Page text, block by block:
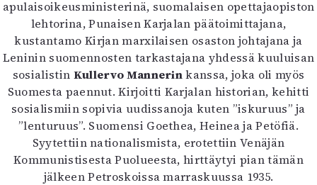
apulaisoikeusministerinä, suomalaisen opettajaopiston
lehtorina, Punaisen Karjalan päätoimittajana,
kustantamo Kirjan marxilaisen osaston johtajana ja
Leninin suomennosten tarkastajana yhdessä kuuluisan
sosialistin Kullervo Mannerinkanssa, joka oli myös
Suomesta paennut. Kirjoitti Karjalan historian, kehitti
sosialismiin sopivia uudissanoja kuten ”iskuruus” ja
”lenturuus”. Suomensi Goethea, Heinea ja Petöfiä.
Syytettiin nationalismista, erotettiin Venäjän
Kommunistisesta Puolueesta, hirttäytyi pian tämän
jälkeen Petroskoissa marraskuussa 1935.